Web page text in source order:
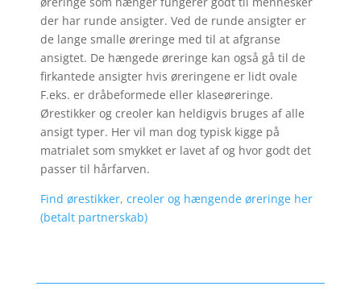
der har runde ansigter. Ved de runde ansigter er
de lange smalle øreringe med til at afgranse
ansigtet. De hængede øreringe kan også gå til de
firkantede ansigter hvis øreringene er lidt ovale
F.eks. er dråbeformede eller klaseøreringe.
Ørestikker og creoler kan heldigvis bruges af alle
ansigt typer. Her vil man dog typisk kigge på
matrialet som smykket er lavet af og hvor godt det
passer til hårfarven.
Find ørestikker, creoler og hængende øreringe her
(betalt partnerskab)